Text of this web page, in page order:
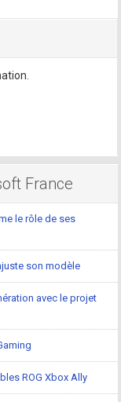
France
le rôle de ses
son modèle
avec le projet
ROG Xbox Ally